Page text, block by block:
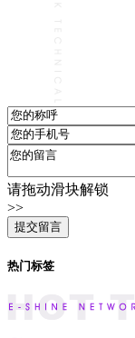
请拖动滑块解锁
>>
热门标签